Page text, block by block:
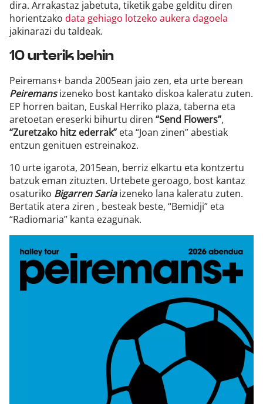
dira. Arrakastaz jabetuta, tiketik gabe gelditu diren
horientzako data gehiago lotzeko aukera dagoela
jakinarazi du taldeak.
10 urterik behin
Peiremans+ banda 2005ean jaio zen, eta urte berean
Peiremansizeneko bost kantako diskoa kaleratu zuten.
EP horren baitan, Euskal Herriko plaza, taberna eta
aretoetan ereserki bihurtu diren “Send Flowers”,
“Zuretzako hitz ederrak” eta “Joan zinen” abestiak
entzun genituen estreinakoz.
10 urte igarota, 2015ean, berriz elkartu eta kontzertu
batzuk eman zituzten. Urtebete geroago, bost kantaz
osaturiko Bigarren Sariaizeneko lana kaleratu zuten.
Bertatik atera ziren , besteak beste, “Bemidji” eta
“Radiomaria” kanta ezagunak.